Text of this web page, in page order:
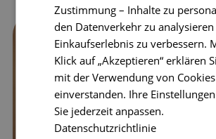
Zustimmung – Inhalte zu
den Datenverkehr zu
Einkaufserlebnis zu verbessern.
Klick auf „Akzeptieren“ erklären
mit der Verwendung von Cookies
einverstanden. Ihre
Sie jederzeit anpassen.
Datenschutzrichtlinie